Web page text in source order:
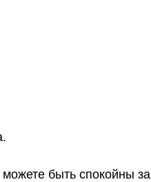
быть спокойны за